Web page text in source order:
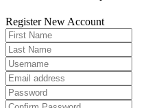
Register New Account